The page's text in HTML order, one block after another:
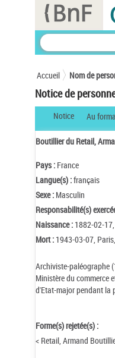
Accueil Nom de
Notice de
Notice Au
Boutillier du Retail,
Pays : France
Langue(s) :français
Sexe : Masculin
Responsabilité(s)
Naissance : 1882-02-
Mort : 1943-03-07,
Archiviste-paléographe
Ministère du commerce
d'Etat-major pendant la
Forme(s) rejetée(s) :
< Retail, Armand
Panneau de gestion des cookies